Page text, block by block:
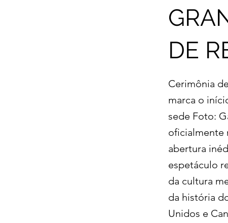
DE
Cerimônia
marca o
sede Foto:
oficialmente
abertura
espetáculo
da cultura
da história
Unidos e